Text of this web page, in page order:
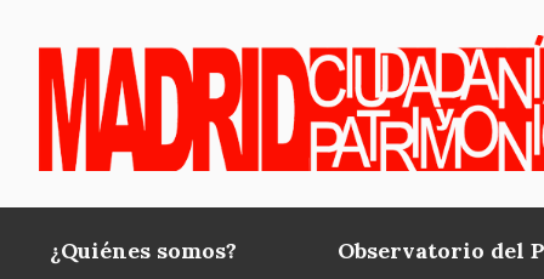
¿Quiénes somos? Observatorio del